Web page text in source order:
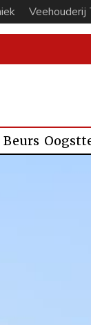
Veehouderij
Beurs